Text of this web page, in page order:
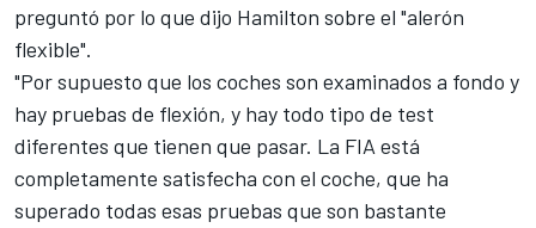
preguntó por lo que dijo Hamilton sobre el "alerón
flexible".
"Por supuesto que los coches son examinados a fondo y
hay pruebas de flexión, y hay todo tipo de test
diferentes que tienen que pasar. La FIA está
completamente satisfecha con el coche, que ha
superado todas esas pruebas que son bastante